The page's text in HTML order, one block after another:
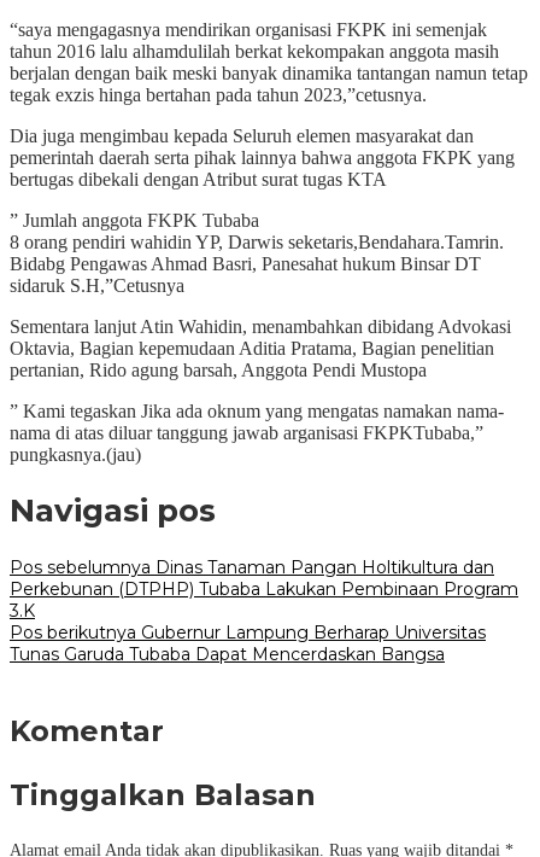
“saya mengagasnya mendirikan organisasi FKPK ini semenjak
tahun 2016 lalu alhamdulilah berkat kekompakan anggota masih
berjalan dengan baik meski banyak dinamika tantangan namun tetap
tegak exzis hinga bertahan pada tahun 2023,”cetusnya.
Dia juga mengimbau kepada Seluruh elemen masyarakat dan
pemerintah daerah serta pihak lainnya bahwa anggota FKPK yang
bertugas dibekali dengan Atribut surat tugas KTA
” Jumlah anggota FKPK Tubaba
8 orang pendiri wahidin YP, Darwis seketaris,Bendahara.Tamrin.
Bidabg Pengawas Ahmad Basri, Panesahat hukum Binsar DT
sidaruk S.H,”Cetusnya
Sementara lanjut Atin Wahidin, menambahkan dibidang Advokasi
Oktavia, Bagian kepemudaan Aditia Pratama, Bagian penelitian
pertanian, Rido agung barsah, Anggota Pendi Mustopa
” Kami tegaskan Jika ada oknum yang mengatas namakan nama-
nama di atas diluar tanggung jawab arganisasi FKPKTubaba,”
pungkasnya.(jau)
Navigasi pos
Pos sebelumnya Dinas Tanaman Pangan Holtikultura dan
Perkebunan (DTPHP) Tubaba Lakukan Pembinaan Program
3.K
Pos berikutnya Gubernur Lampung Berharap Universitas
Tunas Garuda Tubaba Dapat Mencerdaskan Bangsa
Komentar
Tinggalkan Balasan
Alamat email Anda tidak akan dipublikasikan. Ruas yang wajib ditandai *